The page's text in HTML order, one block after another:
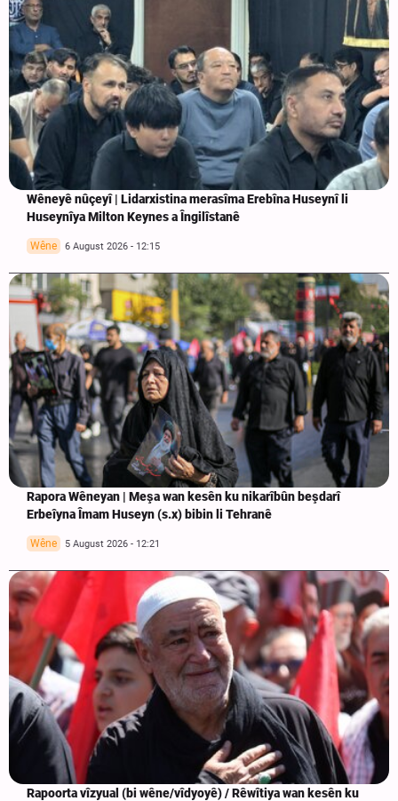
Wêneyê nûçeyî | Lidarxistina merasîma Erebîna Huseynî li
Huseynîya Milton Keynes a Îngilîstanê
Wêne 6 August 2026 - 12:15
Rapora Wêneyan | Meşa wan kesên ku nikarîbûn beşdarî
Erbeîyna Îmam Huseyn (s.x) bibin li Tehranê
Wêne 5 August 2026 - 12:21
Rapoorta vîzyual (bi wêne/vîdyoyê) / Rêwîtiya wan kesên ku